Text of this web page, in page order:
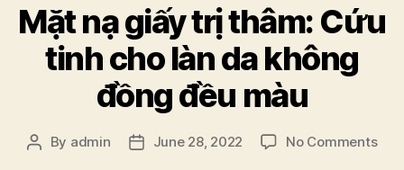
Mặt nạ giấy trị thâm: Cứu
tinh cho làn da không
đồng đều màu
Post
By admin
PostJune 28, 2022 No Commentson